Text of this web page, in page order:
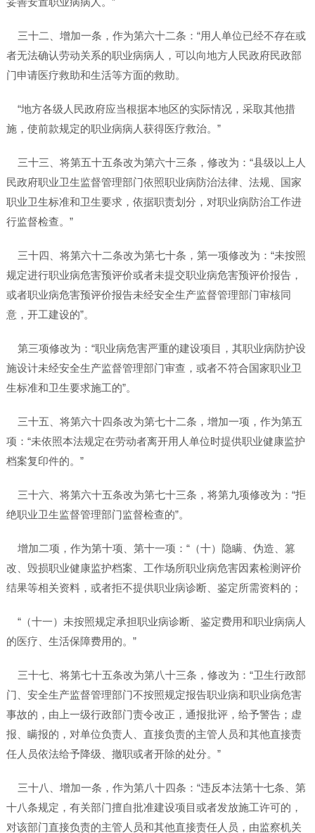
三十二、增加一条，作为第六十二条：“用人单位已经不存在或
者无法确认劳动关系的职业病病人，可以向地方人民政府民政部
门申请医疗救助和生活等方面的救助。
“地方各级人民政府应当根据本地区的实际情况，采取其他措
施，使前款规定的职业病病人获得医疗救治。”
三十三、将第五十五条改为第六十三条，修改为：“县级以上人
民政府职业卫生监督管理部门依照职业病防治法律、法规、国家
职业卫生标准和卫生要求，依据职责划分，对职业病防治工作进
行监督检查。”
三十四、将第六十二条改为第七十条，第一项修改为：“未按照
规定进行职业病危害预评价或者未提交职业病危害预评价报告，
或者职业病危害预评价报告未经安全生产监督管理部门审核同
意，开工建设的”。
第三项修改为：“职业病危害严重的建设项目，其职业病防护设
施设计未经安全生产监督管理部门审查，或者不符合国家职业卫
生标准和卫生要求施工的”。
三十五、将第六十四条改为第七十二条，增加一项，作为第五
项：“未依照本法规定在劳动者离开用人单位时提供职业健康监护
档案复印件的。”
三十六、将第六十五条改为第七十三条，将第九项修改为：“拒
绝职业卫生监督管理部门监督检查的”。
增加二项，作为第十项、第十一项：“（十）隐瞒、伪造、篡
改、毁损职业健康监护档案、工作场所职业病危害因素检测评价
结果等相关资料，或者拒不提供职业病诊断、鉴定所需资料的；
“（十一）未按照规定承担职业病诊断、鉴定费用和职业病病人
的医疗、生活保障费用的。”
三十七、将第七十五条改为第八十三条，修改为：“卫生行政部
门、安全生产监督管理部门不按照规定报告职业病和职业病危害
事故的，由上一级行政部门责令改正，通报批评，给予警告；虚
报、瞒报的，对单位负责人、直接负责的主管人员和其他直接责
任人员依法给予降级、撤职或者开除的处分。”
三十八、增加一条，作为第八十四条：“违反本法第十七条、第
十八条规定，有关部门擅自批准建设项目或者发放施工许可的，
对该部门直接负责的主管人员和其他直接责任人员，由监察机关